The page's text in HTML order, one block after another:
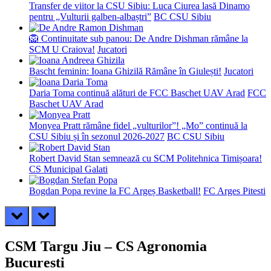
Transfer de viitor la CSU Sibiu: Luca Ciurea lasă Dinamo
pentru „Vulturii galben-albaștri” BC CSU Sibiu
🦁 Continuitate sub panou: De Andre Dishman rămâne la
SCM U Craiova! Jucatori
Bascht feminin: Ioana Ghizilă Rămâne în Giulești! Jucatori
Daria Toma continuă alături de FCC Baschet UAV Arad FCC
Baschet UAV Arad
Monyea Pratt rămâne fidel „vulturilor”! „Mo” continuă la
CSU Sibiu și în sezonul 2026-2027 BC CSU Sibiu
Robert David Stan semnează cu SCM Politehnica Timișoara!
CS Municipal Galati
Bogdan Popa revine la FC Argeș Basketball! FC Arges Pitesti
prev next
CSM Targu Jiu – CS Agronomia
Bucuresti